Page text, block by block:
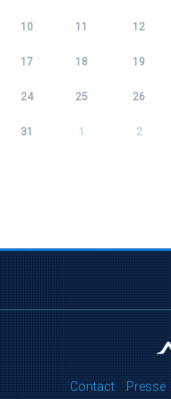
10 11 12
17 18 19
24 25 26
31 1 2
Contact Presse